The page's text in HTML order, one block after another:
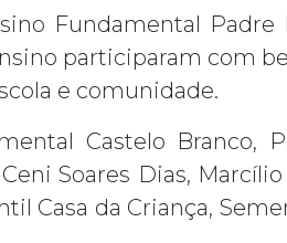
Fundamental
participaram com
e comunidade.
Castelo Branco,
Soares Dias,
Casa da Criança,